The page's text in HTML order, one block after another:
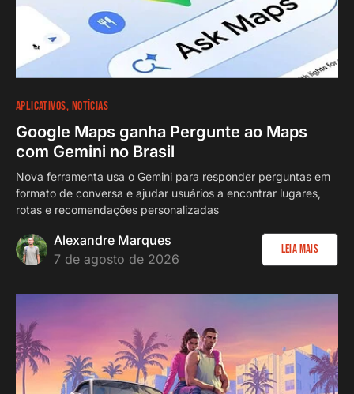
APLICATIVOS NOTÍCIAS
Google Maps ganha Pergunte ao Maps
com Gemini no Brasil
Nova ferramenta usa o Gemini para responder perguntas em
formato de conversa e ajudar usuários a encontrar lugares,
rotas e recomendações personalizadas
Alexandre Marques
7 de agosto de 2026
Leia Mais